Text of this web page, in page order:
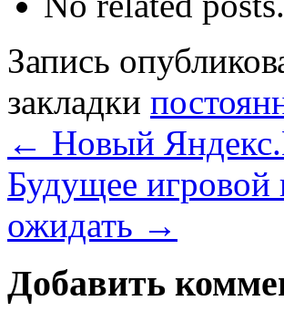
Запись
закладки
← Новый
Будущее игровой
ожидать →
Добавить